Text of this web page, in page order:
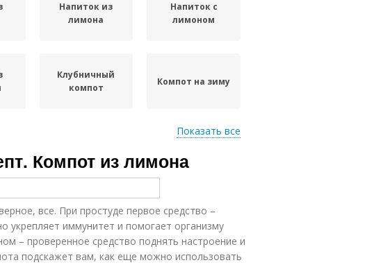
Напиток из
лимона
Напиток с
лимоном
Клубничный
компот
Компот на зиму
лимона
вишни
Лимон в
кастрюле
Компот из
абрикос
Показать все
Компот из лимона
все. При простуде первое средство –
укрепляет иммунитет и помогает организму
– проверенное средство поднять настроение и
подскажет вам, как еще можно использовать